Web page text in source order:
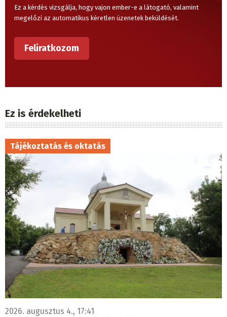
Ez a kérdés vizsgálja, hogy vajon ember-e a látogató, valamint
megelőzi az automatikus kéretlen üzenetek beküldését.
Ez is érdekelheti
Tájékoztatás és oktatás
2026. augusztus 4., 17:41